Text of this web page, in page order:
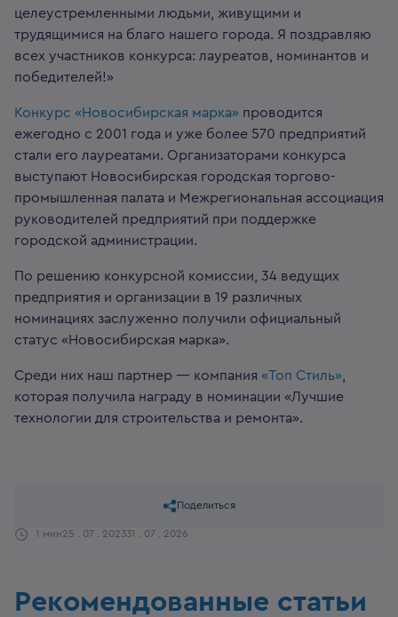
целеустремленными людьми, живущими и
трудящимися на благо нашего города. Я поздравляю
всех участников конкурса: лауреатов, номинантов и
победителей!»
Конкурс «Новосибирская марка» проводится
ежегодно с 2001 года и уже более 570 предприятий
стали его лауреатами. Организаторами конкурса
выступают Новосибирская городская торгово-
промышленная палата и Межрегиональная ассоциация
руководителей предприятий при поддержке
городской администрации.
По решению конкурсной комиссии, 34 ведущих
предприятия и организации в 19 различных
номинациях заслуженно получили официальный
статус «Новосибирская марка».
Среди них наш партнер — компания «Топ Стиль»
которая получила награду в номинации «Лучшие
технологии для строительства и ремонта».
1 мин25 . 07 . 202331 . 07 . 2026
Поделиться
Рекомендованные статьи